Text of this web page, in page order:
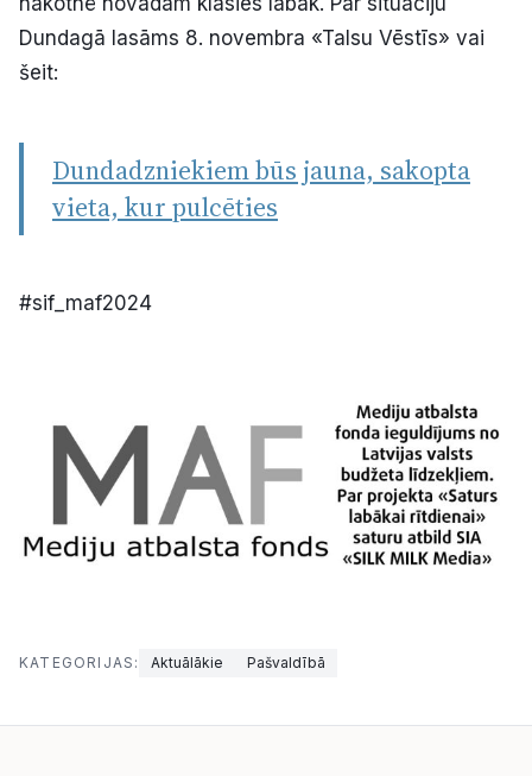
Dundagā lasāms 8. novembra «Talsu Vēstīs» vai
šeit:
Dundadzniekiem būs jauna, sakopta
vieta, kur pulcēties
#sif_maf2024
KATEGORIJAS: Aktuālākie Pašvaldībā